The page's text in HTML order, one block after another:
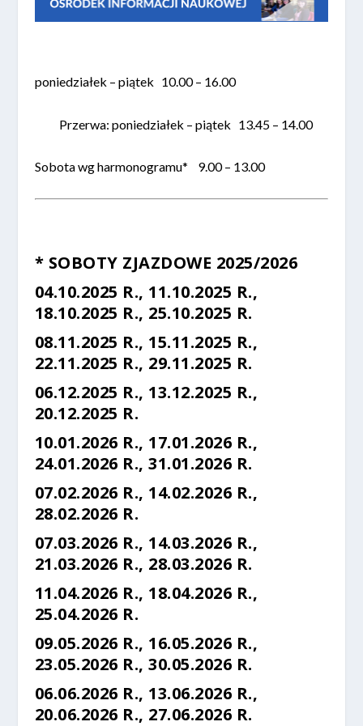
poniedziałek – piątek 10.00 – 16.00
Przerwa: poniedziałek – piątek 13.45 – 14.00
Sobota wg harmonogramu* 9.00 – 13.00
* SOBOTY ZJAZDOWE 2025/2026
04.10.2025 R., 11.10.2025 R.,
18.10.2025 R., 25.10.2025 R.
08.11.2025 R., 15.11.2025 R.,
22.11.2025 R., 29.11.2025 R.
06.12.2025 R., 13.12.2025 R.,
20.12.2025 R.
10.01.2026 R., 17.01.2026 R.,
24.01.2026 R., 31.01.2026 R.
07.02.2026 R., 14.02.2026 R.,
28.02.2026 R.
07.03.2026 R., 14.03.2026 R.,
21.03.2026 R., 28.03.2026 R.
11.04.2026 R., 18.04.2026 R.,
25.04.2026 R.
09.05.2026 R., 16.05.2026 R.,
23.05.2026 R., 30.05.2026 R.
06.06.2026 R., 13.06.2026 R.,
20.06.2026 R., 27.06.2026 R.